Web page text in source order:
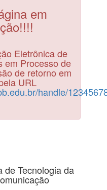
em
Eletrônica de
em Processo de
de retorno em
URL
handle/
de Tecnologia da